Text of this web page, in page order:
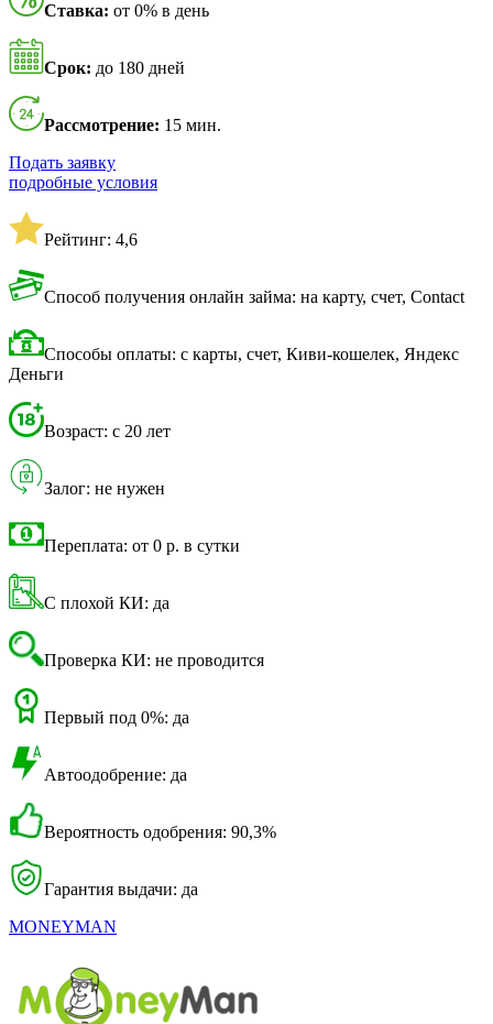
Ставка: от 0% в день
Срок: до 180 дней
Рассмотрение: 15 мин.
Подать заявку
подробные условия
Рейтинг: 4,6
Способ получения онлайн займа: на карту, счет, Contact
Способы оплаты: с карты, счет, Киви-кошелек, Яндекс
Деньги
Возраст: с 20 лет
Залог: не нужен
Переплата: от 0 р. в сутки
С плохой КИ: да
Проверка КИ: не проводится
Первый под 0%: да
Автоодобрение: да
Вероятность одобрения: 90,3%
Гарантия выдачи: да
MONEYMAN